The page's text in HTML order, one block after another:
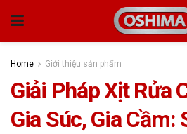
Home Giới thiệu sản phẩm
Giải Pháp Xịt Rửa
Gia Súc, Gia Cầm: